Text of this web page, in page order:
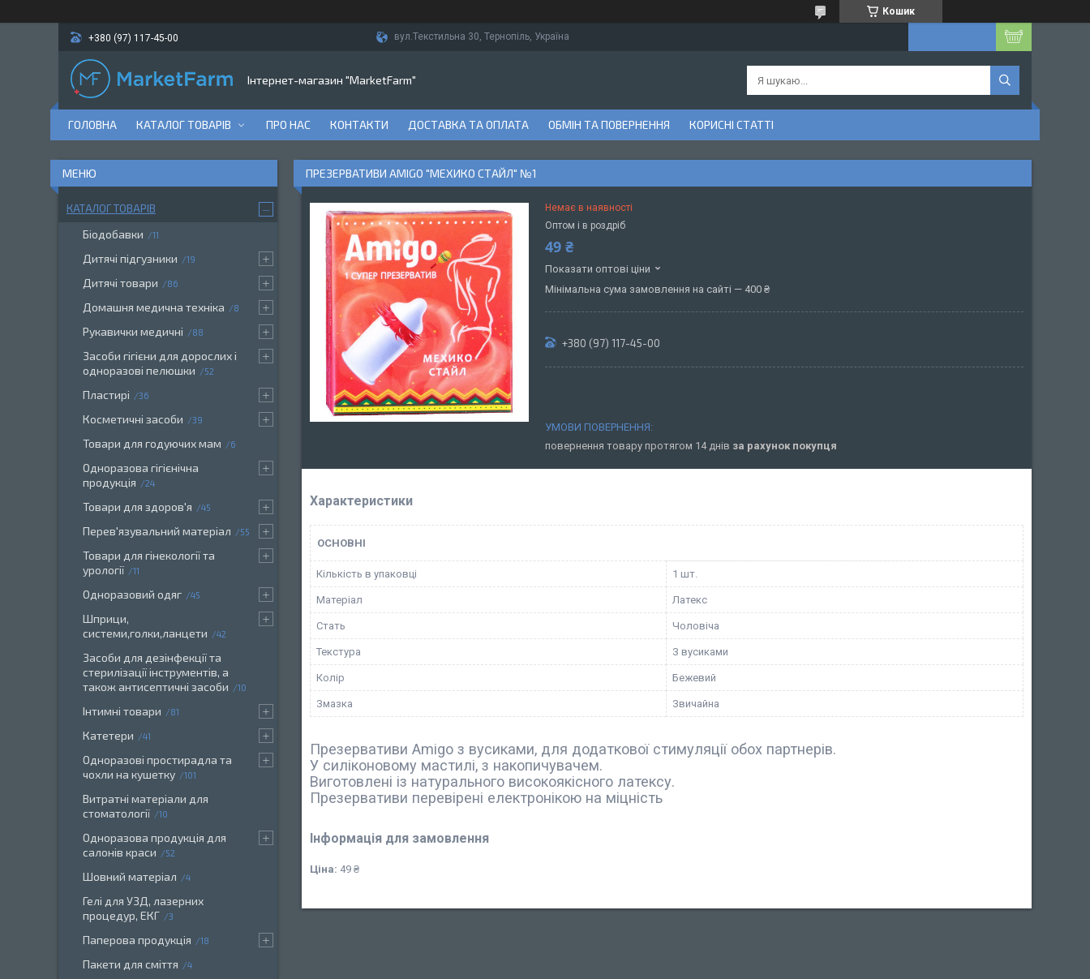
Кошик
+380 (97) 117-45-00 вул.Текстильна 30, Тернопіль, Україна
Інтернет-магазин "MarketFarm"
ГОЛОВНА КАТАЛОГ ТОВАРІВ ПРО НАС КОНТАКТИ ДОСТАВКА ТА ОПЛАТА ОБМІН ТА ПОВЕРНЕННЯ КОРИСНІ СТАТТІ
ПРЕЗЕРВАТИВИ AMIGO "МЕХИКО СТАЙЛ" №1
Немає в наявності
Оптом і в роздріб
49 ₴
Показати оптові ціни
Мінімальна сума замовлення на сайті — 400 ₴
+380 (97) 117-45-00
повернення товару протягом 14 днів за рахунок покупця
Характеристики
ОСНОВНІ
Кількість в упаковці 1 шт.
Матеріал Латекс
Стать Чоловіча
Текстура З вусиками
Колір Бежевий
Змазка Звичайна
Презервативи Amigo з вусиками, для додаткової стимуляції обох партнерів.
У силіконовому мастилі, з накопичувачем.
Виготовлені із натурального високоякісного латексу.
Презервативи перевірені електронікою на міцність
Інформація для замовлення
Ціна: 49 ₴
КАТАЛОГ ТОВАРІВ
Біодобавки 11
Дитячі підгузники 19
Дитячі товари 86
Домашня медична техніка 8
Рукавички медичні 88
Засоби гігієни для дорослих і
одноразові пелюшки
52
Пластирі 36
Косметичні засоби 39
Товари для годуючих мам 6
Одноразова гігієнічна
продукція
24
Товари для здоров'я 45
Перев'язувальний матеріал 55
Товари для гінекології та
урології
11
Одноразовий одяг 45
Шприци,
системи,голки,ланцети
42
Засоби для дезінфекції та
стерилізації інструментів, а
також антисептичні засоби
10
Інтимні товари 81
Катетери 41
Одноразові простирадла та
чохли на кушетку
101
Витратні матеріали для
стоматології
10
Одноразова продукція для
салонів краси
52
Шовний матеріал 4
Гелі для УЗД, лазерних
процедур, ЕКГ
3
Паперова продукція 18
Пакети для сміття 4